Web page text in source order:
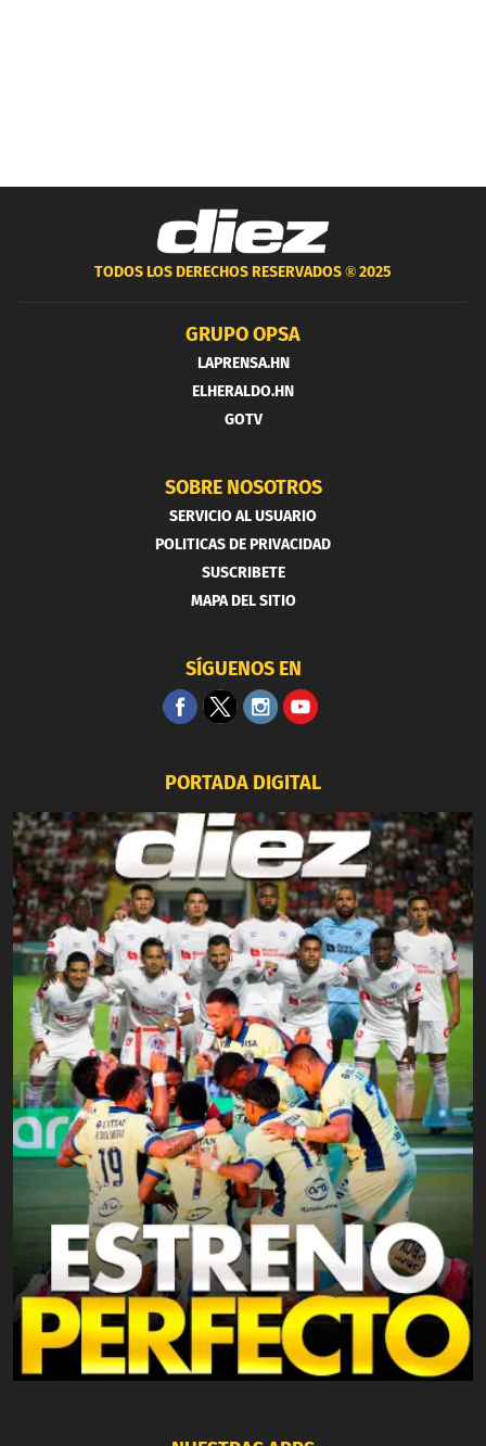
TODOS LOS DERECHOS RESERVADOS ®2025
GRUPO OPSA
LAPRENSA.HN
ELHERALDO.HN
GOTV
SOBRE NOSOTROS
SERVICIO AL USUARIO
POLITICAS DE PRIVACIDAD
SUSCRIBETE
MAPA DEL SITIO
SÍGUENOS EN
PORTADA DIGITAL